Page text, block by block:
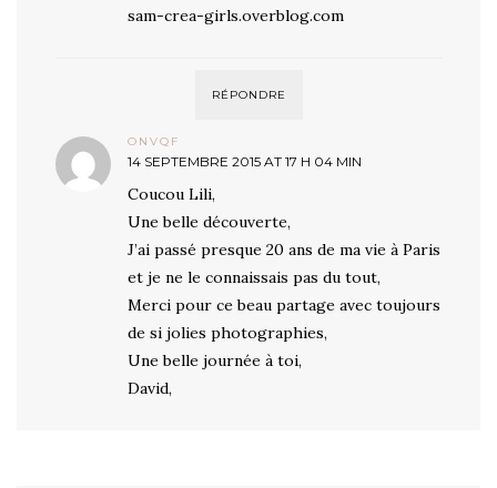
sam-crea-girls.overblog.com
RÉPONDRE
ONVQF
14 SEPTEMBRE 2015 AT 17 H 04 MIN
Coucou Lili,
Une belle découverte,
J’ai passé presque 20 ans de ma vie à Paris
et je ne le connaissais pas du tout,
Merci pour ce beau partage avec toujours
de si jolies photographies,
Une belle journée à toi,
David,